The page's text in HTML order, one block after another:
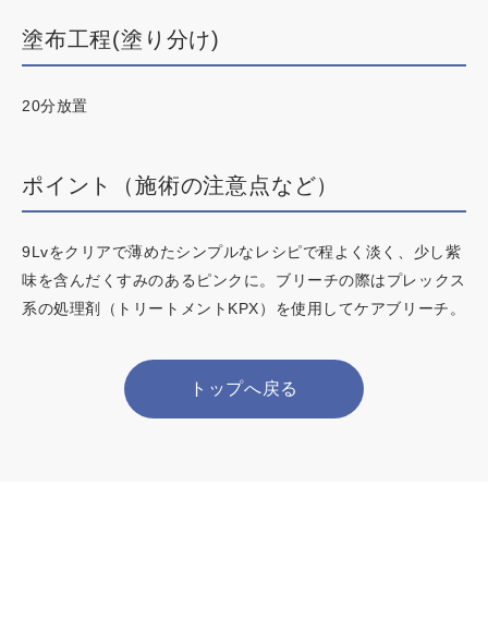
塗布工程(塗り分け)
20分放置
ポイント（施術の注意点など）
9Lvをクリアで薄めたシンプルなレシピで程よく淡く、少し紫
味を含んだくすみのあるピンクに。ブリーチの際はプレックス
系の処理剤（トリートメントKPX）を使用してケアブリーチ。
トップへ戻る